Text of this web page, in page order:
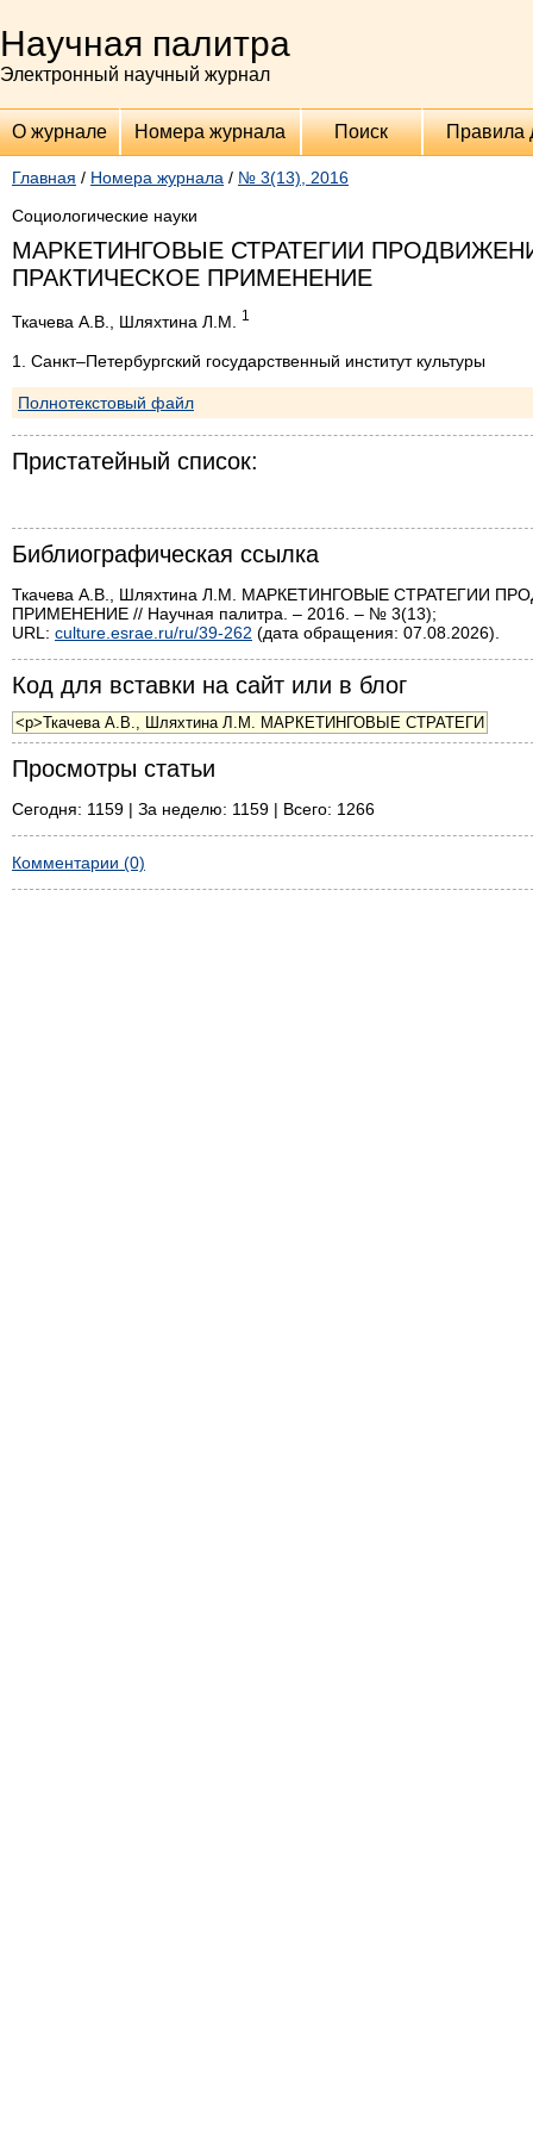
Научная палитра
Электронный научный журнал
О журнале Номера журнала Поиск Правила
Главная / Номера журнала / № 3(13), 2016
Социологические науки
МАРКЕТИНГОВЫЕ СТРАТЕГИИ
ПРАКТИЧЕСКОЕ ПРИМЕНЕНИЕ
Ткачева А.В., Шляхтина Л.М. 1
1. Санкт–Петербургский государственный институт культуры
Полнотекстовый файл
Пристатейный список:
Библиографическая ссылка
Ткачева А.В., Шляхтина Л.М. МАРКЕТИНГОВЫЕ СТРАТЕГИИ
ПРИМЕНЕНИЕ // Научная палитра. – 2016. – № 3(13);
URL: culture.esrae.ru/ru/39-262 (дата обращения: 07.08.2026).
Код для вставки на сайт или в блог
Просмотры статьи
Сегодня: 1159 | За неделю: 1159 | Всего: 1266
Комментарии (0)